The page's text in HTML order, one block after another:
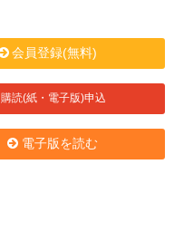
会員登録(無料)
購読(紙・電子版)申込
電子版を読む